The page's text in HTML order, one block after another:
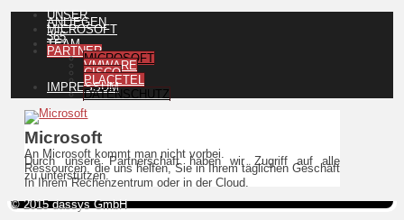
UNSER
ANLIEGEN
MICROSOFT
365
TEAM
PARTNER
MICROSOFT
VMWARE
CISCO
PLACETEL
IMPRESSUM
DATENSCHUTZ
Microsoft
An Microsoft kommt man nicht vorbei.
Durch unsere Partnerschaft haben wir Zugriff auf alle
Ressourcen, die uns helfen, Sie in Ihrem täglichen Geschäft
zu unterstützen.
In Ihrem Rechenzentrum oder in der Cloud.
© 2015 dassys GmbH